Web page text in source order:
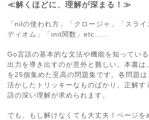
≪解くほどに、理解が深まる！≫
「nilの使われ方」「クロージャ」「スラ
ディオム」「init関数」etc……
Go言語の基本的な文法や機能を知っている
出力を導き出すのが意外と難しい。本書は
を25個集めた至高の問題集です。各問題
活かしたトリッキーなものばかり。正解す
語の深い理解が求められます。
でも、もし解けなくても大丈夫！ページを